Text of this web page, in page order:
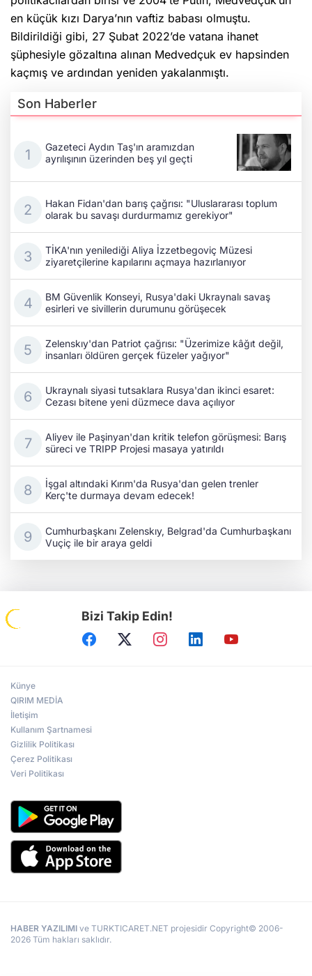
en küçük kızı Darya’nın vaftiz babası olmuştu.
Bildirildiği gibi, 27 Şubat 2022’de vatana ihanet
şüphesiyle gözaltına alınan Medvedçuk ev hapsinden
kaçmış ve ardından yeniden yakalanmıştı.
Son Haberler
Gazeteci Aydın Taş'ın aramızdan
ayrılışının üzerinden beş yıl geçti
Hakan Fidan'dan barış çağrısı: "Uluslararası toplum
olarak bu savaşı durdurmamız gerekiyor"
TİKA'nın yenilediği Aliya İzzetbegoviç Müzesi
ziyaretçilerine kapılarını açmaya hazırlanıyor
BM Güvenlik Konseyi, Rusya'daki Ukraynalı savaş
esirleri ve sivillerin durumunu görüşecek
Zelenskıy'dan Patriot çağrısı: "Üzerimize kâğıt değil,
insanları öldüren gerçek füzeler yağıyor"
Ukraynalı siyasi tutsaklara Rusya'dan ikinci esaret:
Cezası bitene yeni düzmece dava açılıyor
Aliyev ile Paşinyan'dan kritik telefon görüşmesi: Barış
süreci ve TRIPP Projesi masaya yatırıldı
İşgal altındaki Kırım'da Rusya'dan gelen trenler
Kerç'te durmaya devam edecek!
Cumhurbaşkanı Zelenskıy, Belgrad'da Cumhurbaşkanı
Vuçiç ile bir araya geldi
Bizi Takip Edin!
Künye
QIRIM MEDİA
İletişim
Kullanım Şartnamesi
Gizlilik Politikası
Çerez Politikası
Veri Politikası
HABER YAZILIMI ve TURKTICARET.NET projesidir Copyright© 2006-
2026 Tüm hakları saklıdır.